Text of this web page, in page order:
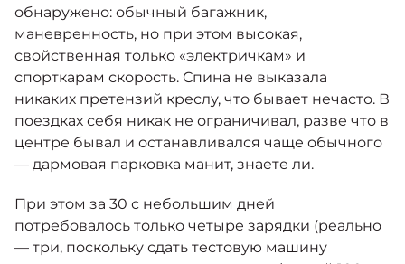
обнаружено: обычный багажник,
маневренность, но при этом высокая,
свойственная только «электричкам» и
спорткарам скорость. Спина не выказала
никаких претензий креслу, что бывает нечасто. В
поездках себя никак не ограничивал, разве что в
центре бывал и останавливался чаще обычного
— дармовая парковка манит, знаете ли.
При этом за 30 с небольшим дней
потребовалось только четыре зарядки (реально
— три, поскольку сдать тестовую машину